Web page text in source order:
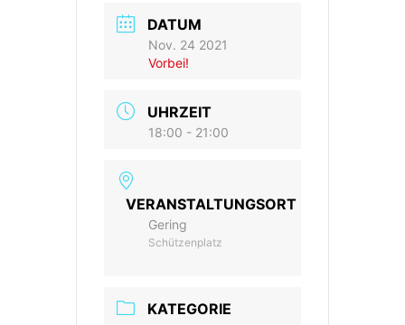
DATUM
Nov. 24 2021
Vorbei!
UHRZEIT
18:00 - 21:00
VERANSTALTUNGSORT
Gering
Schützenplatz
KATEGORIE